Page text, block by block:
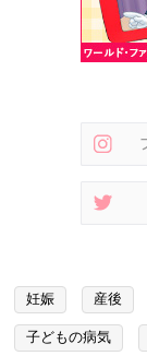
妊娠 産後
子どもの病気